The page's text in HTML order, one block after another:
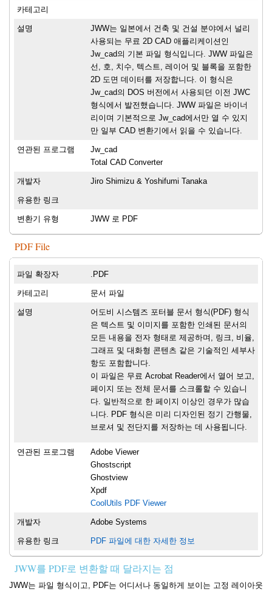
카테고리
설명
JWW는 일본에서 건축 및 건설 분야에서 널리
사용되는 무료 2D CAD 애플리케이션인
Jw_cad의 기본 파일 형식입니다. JWW 파일은
선, 호, 치수, 텍스트, 레이어 및 블록을 포함한
2D 도면 데이터를 저장합니다. 이 형식은
Jw_cad의 DOS 버전에서 사용되던 이전 JWC
형식에서 발전했습니다. JWW 파일은 바이너
리이며 기본적으로 Jw_cad에서만 열 수 있지
만 일부 CAD 변환기에서 읽을 수 있습니다.
연관된 프로그램
Jw_cad
Total CAD Converter
개발자 Jiro Shimizu & Yoshifumi Tanaka
유용한 링크
변환기 유형 JWW 로 PDF
PDF File
파일 확장자 .PDF
카테고리 문서 파일
설명
어도비 시스템즈 포터블 문서 형식(PDF) 형식
은 텍스트 및 이미지를 포함한 인쇄된 문서의
모든 내용을 전자 형태로 제공하며, 링크, 비율,
그래프 및 대화형 콘텐츠 같은 기술적인 세부사
항도 포함합니다.
이 파일은 무료 Acrobat Reader에서 열어 보고,
페이지 또는 전체 문서를 스크롤할 수 있습니
다. 일반적으로 한 페이지 이상인 경우가 많습
니다. PDF 형식은 미리 디자인된 정기 간행물,
브로셔 및 전단지를 저장하는 데 사용됩니다.
연관된 프로그램
Adobe Viewer
Ghostscript
Ghostview
Xpdf
CoolUtils PDF Viewer
개발자 Adobe Systems
유용한 링크 PDF 파일에 대한 자세한 정보
JWW를 PDF로 변환할 때 달라지는 점
JWW는 파일 형식이고, PDF는 어디서나 동일하게 보이는 고정 레이아웃